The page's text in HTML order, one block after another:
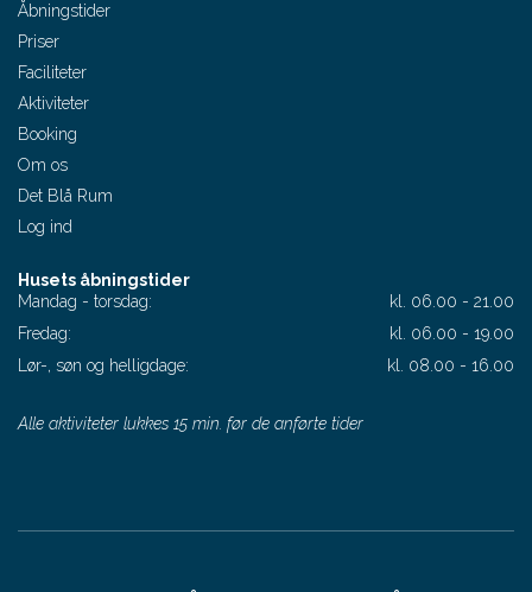
Åbningstider
Priser
Faciliteter
Aktiviteter
Booking
Om os
Det Blå Rum
Log ind
Husets åbningstider
Mandag - torsdag:
kl. 06.00 - 21.00
Fredag:
kl. 06.00 - 19.00
Lør-, søn og helligdage:
kl. 08.00 - 16.00
Alle aktiviteter lukkes 15 min. før de anførte tider